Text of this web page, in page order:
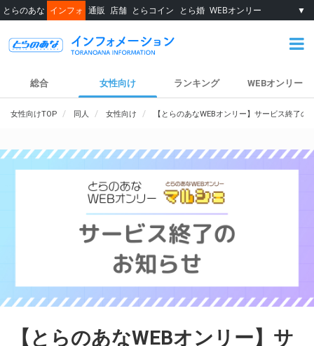
とらのあな インフォ 通販 店舗 とらコイン とら婚 WEBオンリー ▼
総合 女性向け ランキング WEBオンリー
女性向けTOP 同人 女性向け 【とらのあなWEBオンリー】サービス終了の
【とらのあなWEBオンリー】サ